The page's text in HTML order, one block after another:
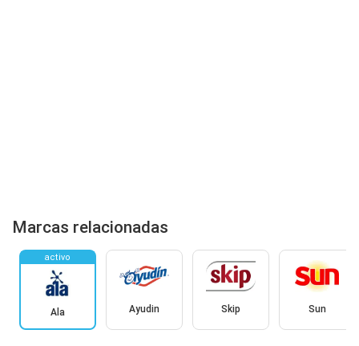
Marcas relacionadas
activo
Ala Ayudin Skip Sun